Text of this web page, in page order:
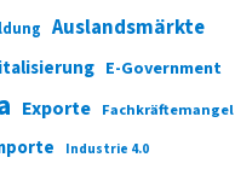
Auslandsmärkte
E-Government
Exporte Fachkräftemangel
Industrie 4.0